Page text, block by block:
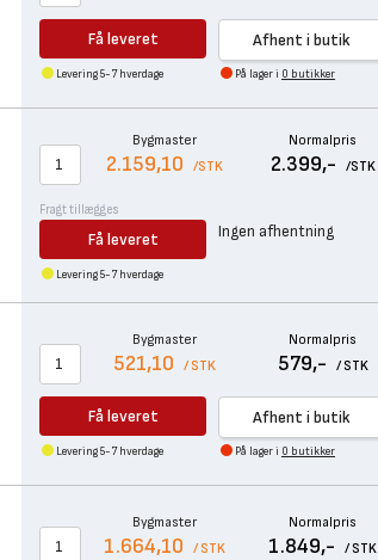
Få leveret Afhent i butik
Levering 5-7 hverdage På lager i 0 butikker
Bygmaster
2.159,10 /STK
Normalpris
2.399,- /STK
Fragt tillægges
Få leveret Ingen afhentning
Levering 5-7 hverdage
Bygmaster
521,10 / STK
Normalpris
579,- / STK
Få leveret Afhent i butik
Levering 5-7 hverdage På lager i 0 butikker
Bygmaster
1.664,10 / STK
Normalpris
1.849,- / STK